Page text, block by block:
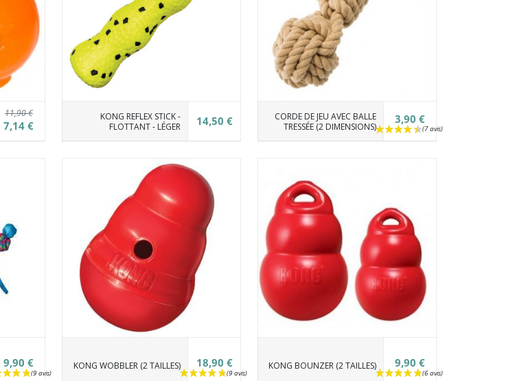
7,14 €
11,90 €
KONG REFLEX STICK -
FLOTTANT - LÉGER
14,50 €
CORDE DE JEU AVEC BALLE
TRESSÉE (2 DIMENSIONS)
3,90 €
9,90 € KONG WOBBLER (2 TAILLES) 18,90 € KONG BOUNZER (2 TAILLES) 9,90 €